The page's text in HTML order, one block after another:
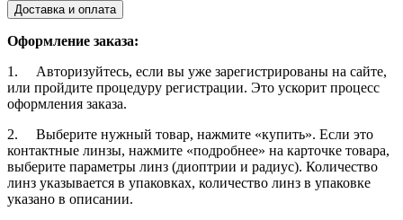
Доставка и оплата
Оформление заказа:
1. Авторизуйтесь, если вы уже зарегистрированы на сайте,
или пройдите процедуру регистрации. Это ускорит процесс
оформления заказа.
2. Выберите нужный товар, нажмите «купить». Если это
контактные линзы, нажмите «подробнее» на карточке товара,
выберите параметры линз (диоптрии и радиус). Количество
линз указывается в упаковках, количество линз в упаковке
указано в описании.